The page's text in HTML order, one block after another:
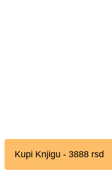
Kupi Knjigu - 3888 rsd